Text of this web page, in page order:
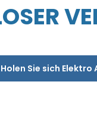
Holen Sie sich